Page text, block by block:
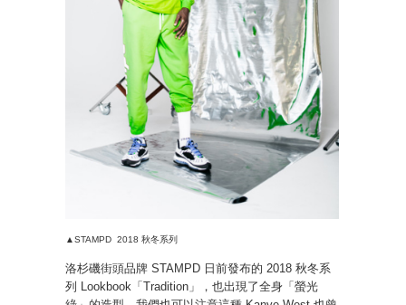
▲STAMPD 2018 秋冬系列
洛杉磯街頭品牌 STAMPD 日前發布的 2018 秋冬系
列 Lookbook「Tradition」，也出現了全身「螢光